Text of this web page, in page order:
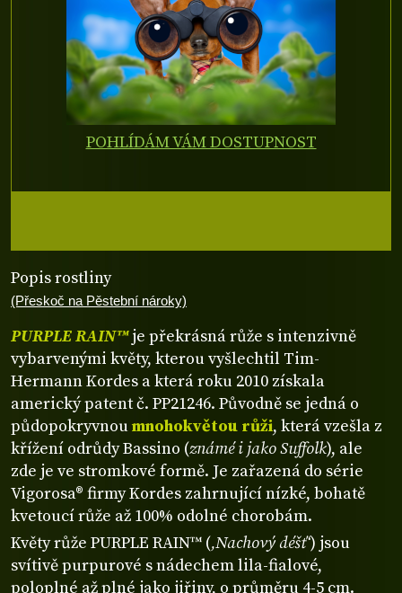
Popis rostliny
(Přeskoč na Pěstební nároky)
PURPLE RAIN™je překrásná růže s intenzivně
vybarvenými květy, kterou vyšlechtil Tim-
Hermann Kordes a která roku 2010 získala
americký patent č. PP21246. Původně se jedná o
půdopokryvnoumnohokvětou růži, která vzešla z
křížení odrůdy Bassino (známé i jako Suffolk), ale
zde je ve stromkové formě. Je zařazená do série
Vigorosa® firmy Kordes zahrnující nízké, bohatě
kvetoucí růže až 100% odolné chorobám.
Květy růže PURPLE RAIN™ (‚Nachový déšť‘) jsou
svítivě purpurové s nádechem lila-fialové,
poloplné až plné jako jiřiny, o průměru 4-5 cm.
POHLÍDÁM VÁM DOSTUPNOST